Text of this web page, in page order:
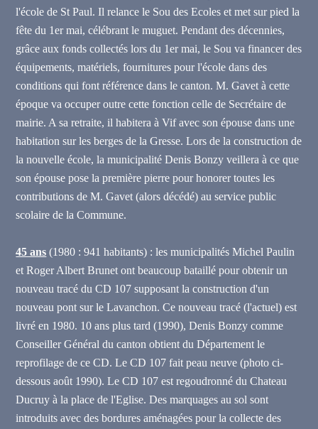
l'école de St Paul. Il relance le Sou des Ecoles et met sur pied la
fête du 1er mai, célébrant le muguet. Pendant des décennies,
grâce aux fonds collectés lors du 1er mai, le Sou va financer des
équipements, matériels, fournitures pour l'école dans des
conditions qui font référence dans le canton. M. Gavet à cette
époque va occuper outre cette fonction celle de Secrétaire de
mairie. A saretraite, il habitera à Vif avec son épouse dans une
habitation sur les berges de la Gresse. Lors de la construction de
la nouvelle école, la municipalité Denis Bonzyveillera à ce que
son épouse pose la première pierre pour honorer toutes les
contributions de M. Gavet (alors décédé) au service public
scolaire de la Commune.
45 ans (1980 : 941 habitants) : les municipalités Michel Paulin
et Roger Albert Brunet ont beaucoup bataillé pour obtenir un
nouveau tracé du CD 107 supposant la construction d'un
nouveau pont sur le Lavanchon. Ce nouveau tracé (l'actuel) est
livré en 1980. 10 ans plus tard (1990), Denis Bonzy comme
Conseiller Général du canton obtient du Département le
reprofilage de ce CD. Le CD 107 fait peau neuve (photo ci-
dessous août 1990). Le CD 107 est regoudronné duChateau
Ducruy à la place de l'Eglise. Des marquages au sol sont
introduits avec des bordures aménagées pour la collecte des